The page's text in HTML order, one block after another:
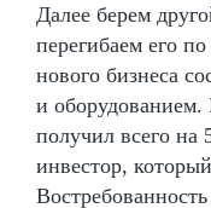
Далее берем
перегибаем его
нового бизнеса
и оборудованием.
получил всего на
инвестор,